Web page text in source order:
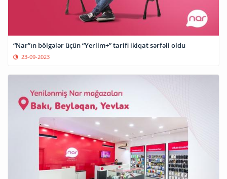
“Nar”ın bölgələr üçün “Yerlim+” tarifi ikiqat sərfəli oldu
23-09-2023